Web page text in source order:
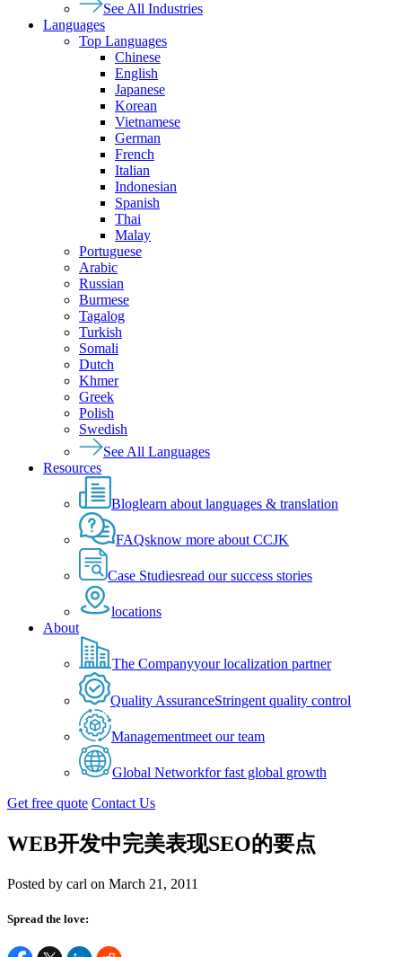
See All Industries
Languages
Top Languages
Chinese
English
Japanese
Korean
Vietnamese
German
French
Italian
Indonesian
Spanish
Thai
Malay
Portuguese
Arabic
Russian
Burmese
Tagalog
Turkish
Somali
Dutch
Khmer
Greek
Polish
Swedish
See All Languages
Resources
Bloglearn about languages & translation
FAQsknow more about CCJK
Case Studiesread our success stories
locations
About
The Companyyour localization partner
Quality AssuranceStringent quality control
Managementmeet our team
Global Networkfor fast global growth
Get free quote Contact Us
WEB开发中完美表现SEO的要点
Posted by carl on March 21, 2011
Spread the love: